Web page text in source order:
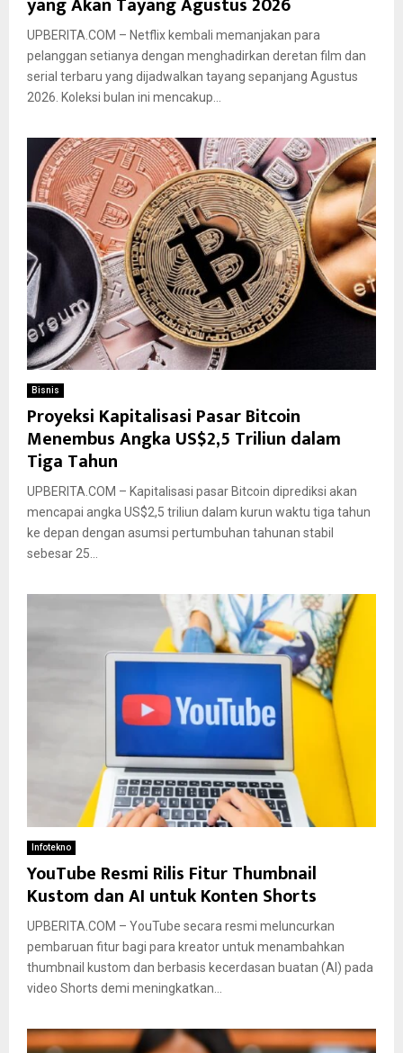
UPBERITA.COM – Netflix kembali memanjakan para
pelanggan setianya dengan menghadirkan deretan film dan
serial terbaru yang dijadwalkan tayang sepanjang Agustus
2026. Koleksi bulan ini mencakup...
Bisnis
Proyeksi Kapitalisasi Pasar Bitcoin
Menembus Angka US$2,5 Triliun dalam
Tiga Tahun
UPBERITA.COM – Kapitalisasi pasar Bitcoin diprediksi akan
mencapai angka US$2,5 triliun dalam kurun waktu tiga tahun
ke depan dengan asumsi pertumbuhan tahunan stabil
sebesar 25...
Infotekno
YouTube Resmi Rilis Fitur Thumbnail
Kustom dan AI untuk Konten Shorts
UPBERITA.COM – YouTube secara resmi meluncurkan
pembaruan fitur bagi para kreator untuk menambahkan
thumbnail kustom dan berbasis kecerdasan buatan (AI) pada
video Shorts demi meningkatkan...